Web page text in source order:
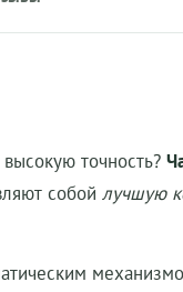
точность?
собой лучшую